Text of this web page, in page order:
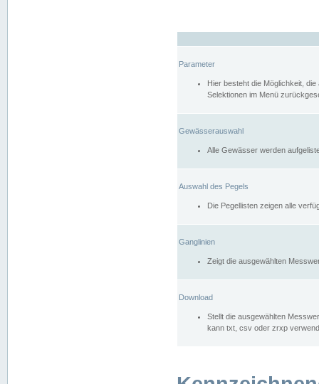
Parameter
Hier besteht die Möglichkeit,
Selektionen im Menü
Gewässerauswahl
Alle Gewässer werden
Auswahl des Pegels
Die Pegellisten zeigen alle
Ganglinien
Zeigt die ausgewählten
Download
Stellt die ausgewählten
kann txt, csv oder zrxp